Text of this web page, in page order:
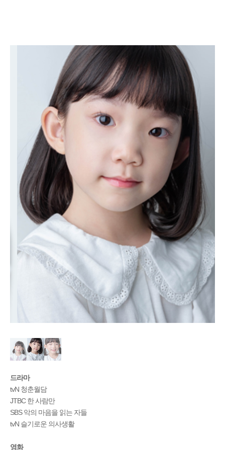
드라마
tvN 청춘월담
JTBC 한 사람만
SBS 악의 마음을 읽는 자들
tvN 슬기로운 의사생활
영화